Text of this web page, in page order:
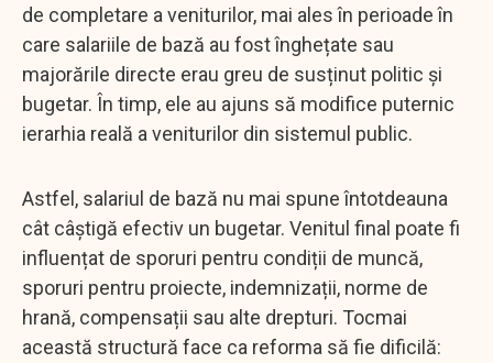
de completare a veniturilor, mai ales în perioade în
care salariile de bază au fost înghețate sau
majorările directe erau greu de susținut politic și
bugetar. În timp, ele au ajuns să modifice puternic
ierarhia reală a veniturilor din sistemul public.
Astfel, salariul de bază nu mai spune întotdeauna
cât câștigă efectiv un bugetar. Venitul final poate fi
influențat de sporuri pentru condiții de muncă,
sporuri pentru proiecte, indemnizații, norme de
hrană, compensații sau alte drepturi. Tocmai
această structură face ca reforma să fie dificilă: